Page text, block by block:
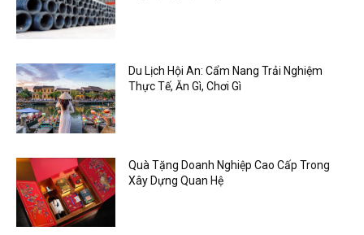
Du Lịch Hội An: Cẩm Nang Trải Nghiệm
Thực Tế, Ăn Gì, Chơi Gì
Quà Tặng Doanh Nghiệp Cao Cấp Trong
Xây Dựng Quan Hệ